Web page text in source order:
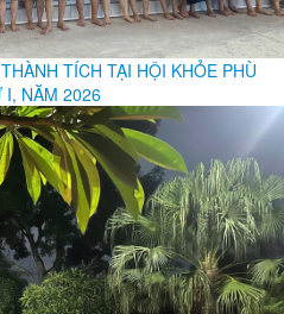
TÍCH TẠI HỘI KHỎE PHÙ
I, NĂM 2026